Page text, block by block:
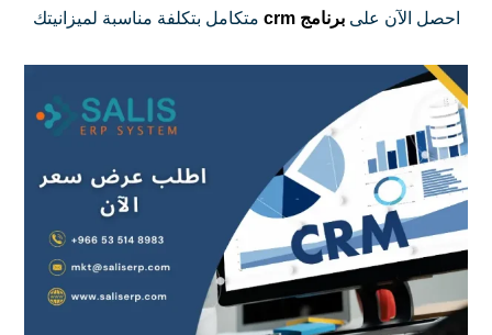
احصل الآن علىبرنامج crm متكامل بتكلفة مناسبة لميزانيتك